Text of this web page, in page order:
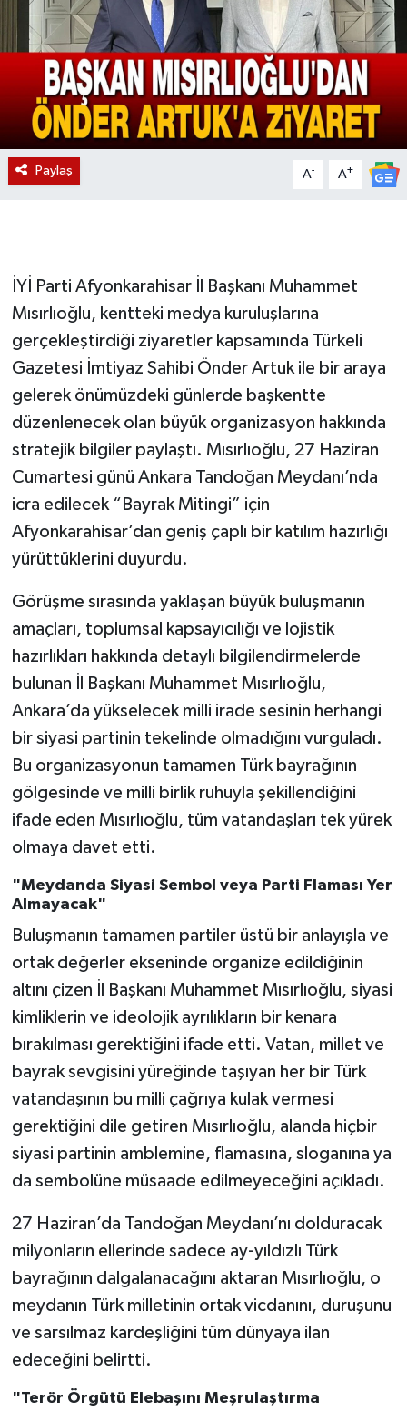
Paylaş A- A+
İYİ Parti Afyonkarahisar İl Başkanı Muhammet
Mısırlıoğlu, kentteki medya kuruluşlarına
gerçekleştirdiği ziyaretler kapsamında Türkeli
Gazetesi İmtiyaz Sahibi Önder Artuk ile bir araya
gelerek önümüzdeki günlerde başkentte
düzenlenecek olan büyük organizasyon hakkında
stratejik bilgiler paylaştı. Mısırlıoğlu, 27 Haziran
Cumartesi günü Ankara Tandoğan Meydanı’nda
icra edilecek “Bayrak Mitingi” için
Afyonkarahisar’dan geniş çaplı bir katılım hazırlığı
yürüttüklerini duyurdu.
Görüşme sırasında yaklaşan büyük buluşmanın
amaçları, toplumsal kapsayıcılığı ve lojistik
hazırlıkları hakkında detaylı bilgilendirmelerde
bulunan İl Başkanı Muhammet Mısırlıoğlu,
Ankara’da yükselecek milli irade sesinin herhangi
bir siyasi partinin tekelinde olmadığını vurguladı.
Bu organizasyonun tamamen Türk bayrağının
gölgesinde ve milli birlik ruhuyla şekillendiğini
ifade eden Mısırlıoğlu, tüm vatandaşları tek yürek
olmaya davet etti.
"Meydanda Siyasi Sembol veya Parti Flaması Yer
Almayacak"
Buluşmanın tamamen partiler üstü bir anlayışla ve
ortak değerler ekseninde organize edildiğinin
altını çizen İl Başkanı Muhammet Mısırlıoğlu, siyasi
kimliklerin ve ideolojik ayrılıkların bir kenara
bırakılması gerektiğini ifade etti. Vatan, millet ve
bayrak sevgisini yüreğinde taşıyan her bir Türk
vatandaşının bu milli çağrıya kulak vermesi
gerektiğini dile getiren Mısırlıoğlu, alanda hiçbir
siyasi partinin amblemine, flamasına, sloganına ya
da sembolüne müsaade edilmeyeceğini açıkladı.
27 Haziran’da Tandoğan Meydanı’nı dolduracak
milyonların ellerinde sadece ay-yıldızlı Türk
bayrağının dalgalanacağını aktaran Mısırlıoğlu, o
meydanın Türk milletinin ortak vicdanını, duruşunu
ve sarsılmaz kardeşliğini tüm dünyaya ilan
edeceğini belirtti.
"Terör Örgütü Elebaşını Meşrulaştırma